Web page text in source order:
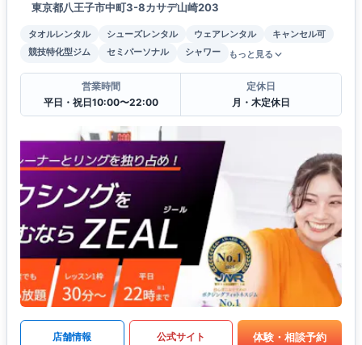
東京都八王子市中町3-8カサデ山崎203
タオルレンタル シューズレンタル ウェアレンタル
キャンセル可
競技特化型ジム
セミパーソナル シャワー もっと見る
営業時間
平日・祝日10:00〜22:00
定休日
月・木定休日
店舗情報 公式サイト 体験・相談予約